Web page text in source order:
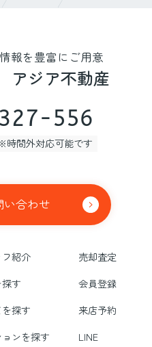
報を豊富にご用意
ジア不動産
556
時間外対応可能です
い合わせ
紹介
売却査定
す
会員登録
探す
来店予約
ンを探す LINE